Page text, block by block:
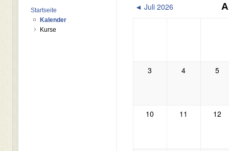
◄ Juli 2026
3 4 5
10 11 12
Startseite
Kalender
Kurse